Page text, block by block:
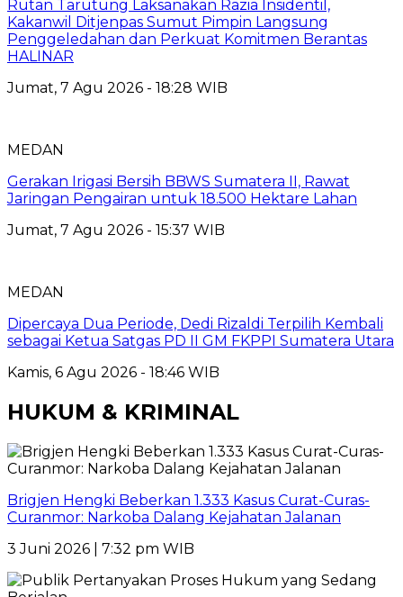
Rutan Tarutung Laksanakan Razia Insidentil,
Kakanwil Ditjenpas Sumut Pimpin Langsung
Penggeledahan dan Perkuat Komitmen Berantas
HALINAR
Jumat, 7 Agu 2026 - 18:28 WIB
MEDAN
Gerakan Irigasi Bersih BBWS Sumatera II, Rawat
Jaringan Pengairan untuk 18.500 Hektare Lahan
Jumat, 7 Agu 2026 - 15:37 WIB
MEDAN
Dipercaya Dua Periode, Dedi Rizaldi Terpilih Kembali
sebagai Ketua Satgas PD II GM FKPPI Sumatera Utara
Kamis, 6 Agu 2026 - 18:46 WIB
HUKUM & KRIMINAL
Brigjen Hengki Beberkan 1.333 Kasus Curat-Curas-
Curanmor: Narkoba Dalang Kejahatan Jalanan
3 Juni 2026 | 7:32 pm WIB